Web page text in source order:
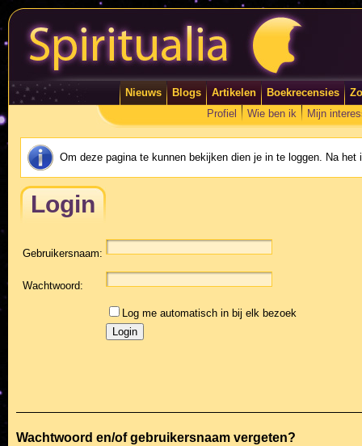
Nieuws Blogs Artikelen Boekrecensies
Profiel
Wie ben ik Mijn
Om deze pagina te kunnen bekijken dien je in te loggen. Na
Login
Gebruikersnaam:
Wachtwoord:
Log me automatisch in bij elk bezoek
Wachtwoord en/of gebruikersnaam vergeten?